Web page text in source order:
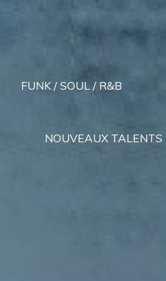
FUNK / SOUL / R&B
NOUVEAUX TALENTS